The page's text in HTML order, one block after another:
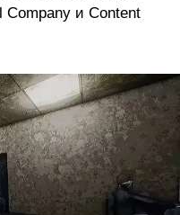
Company и Content